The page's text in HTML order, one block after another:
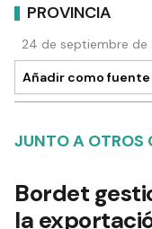
PROVINCIA
24 de septiembre de
Añadir como fuente
JUNTO A OTROS
Bordet
la